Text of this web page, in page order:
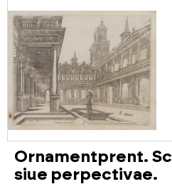
Ornamentprent.
siue perpectivae.